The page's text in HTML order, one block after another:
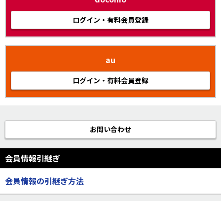
ログイン・有料会員登録
au
ログイン・有料会員登録
お問い合わせ
会員情報引継ぎ
会員情報の引継ぎ方法